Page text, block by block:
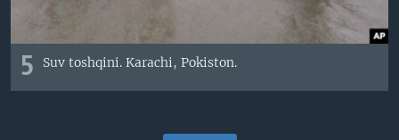
5 Suv toshqini. Karachi, Pokiston.